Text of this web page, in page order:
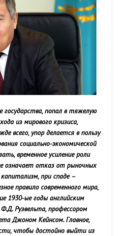
государства, попал в тяжелую
из мирового кризиса,
всего, упор делается в пользу
социально-экономической
временное усиление роли
означает отказ от рыночных
при спаде –
правило современного мира,
1930-ые годы английским
Рузвельта, профессором
Джоном Кейнсом. Главное,
чтобы достойно выйти из